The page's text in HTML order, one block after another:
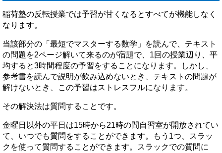
稲荷塾の反転授業では予習が甘くなるとすべてが機能しなく
なります。
当該部分の「最短でマスターする数学」を読んで、テキスト
の問題を2ページ解いて来るのが宿題で、1回の授業辺り、平
均すると3時間程度の予習をすることになります。しかし、
参考書を読んで説明が飲み込めないとき、テキストの問題が
解けないとき、この予習はストレスフルになります。
その解決法は質問することです。
金曜日以外の平日は15時から21時の間自習室が開放されてい
て、いつでも質問をすることができます。もう1つ、スラッ
クを使って質問することができます。スラックでの質問に